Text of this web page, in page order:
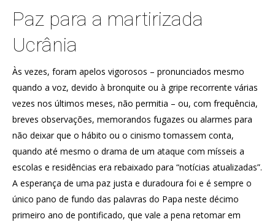
Paz para a martirizada
Ucrânia
Às vezes, foram apelos vigorosos – pronunciados mesmo
quando a voz, devido à bronquite ou à gripe recorrente várias
vezes nos últimos meses, não permitia – ou, com frequência,
breves observações, memorandos fugazes ou alarmes para
não deixar que o hábito ou o cinismo tomassem conta,
quando até mesmo o drama de um ataque com mísseis a
escolas e residências era rebaixado para “notícias atualizadas”.
A esperança de uma paz justa e duradoura foi e é sempre o
único pano de fundo das palavras do Papa neste décimo
primeiro ano de pontificado, que vale a pena retomar em